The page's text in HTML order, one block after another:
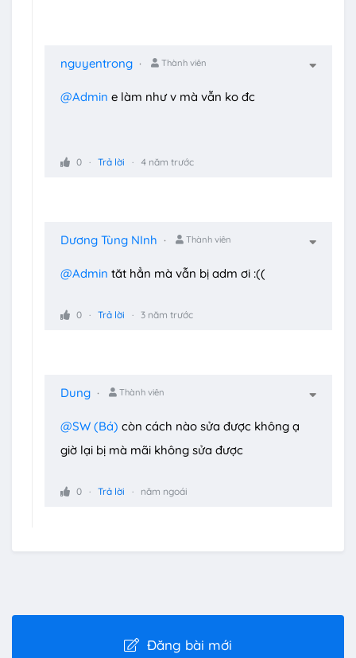
nguyentrong Thành viên
@Admin e làm như v mà vẫn ko đc
0 Trả lời 4 năm trước
Dương Tùng NInh Thành viên
@Admin tăt hẳn mà vẫn bị adm ơi :((
0 Trả lời 3 năm trước
Dung Thành viên
@SW (Bá) còn cách nào sửa được không ạ
giờ lại bị mà mãi không sửa được
0 Trả lời năm ngoái
Đăng bài mới